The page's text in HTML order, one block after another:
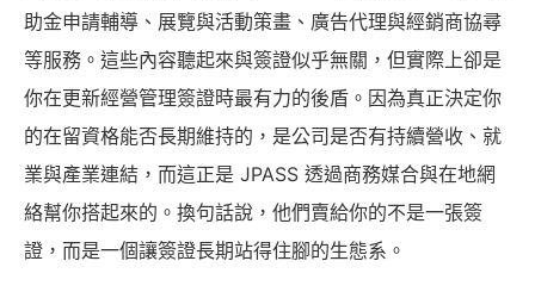
助金申請輔導、展覽與活動策畫、廣告代理與經銷商協尋
等服務。這些內容聽起來與簽證似乎無關，但實際上卻是
你在更新經營管理簽證時最有力的後盾。因為真正決定你
的在留資格能否長期維持的，是公司是否有持續營收、就
業與產業連結，而這正是 JPASS 透過商務媒合與在地網
絡幫你搭起來的。換句話說，他們賣給你的不是一張簽
證，而是一個讓簽證長期站得住腳的生態系。